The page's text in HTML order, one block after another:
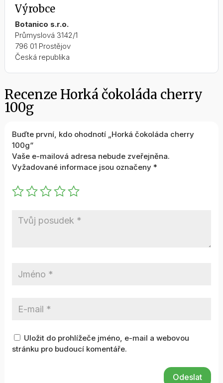
Výrobce
Botanico s.r.o.
Průmyslová 3142/1
796 01 Prostějov
Česká republika
Recenze Horká čokoláda cherry
100g
Buďte první, kdo ohodnotí „Horká čokoláda cherry
100g“
Vaše e-mailová adresa nebude zveřejněna.
Vyžadované informace jsou označeny *
Uložit do prohlížeče jméno, e-mail a webovou
stránku pro budoucí komentáře.
Odeslat